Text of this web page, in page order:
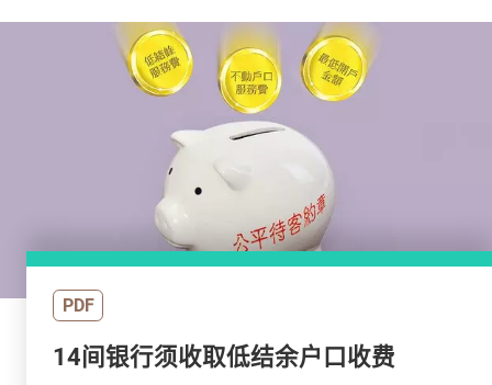
PDF
14间银行须收取低结余户口收费